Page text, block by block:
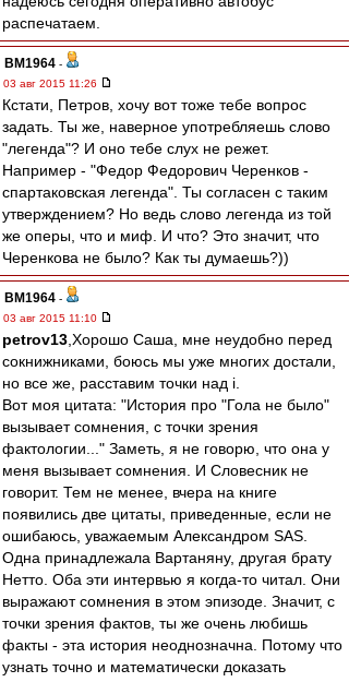
распечатаем.
BM1964 -
03 авг 2015 11:26
Кстати, Петров, хочу вот тоже тебе вопрос
задать. Ты же, наверное употребляешь слово
"легенда"? И оно тебе слух не режет.
Например - "Федор Федорович Черенков -
спартаковская легенда". Ты согласен с таким
утверждением? Но ведь слово легенда из той
же оперы, что и миф. И что? Это значит, что
Черенкова не было? Как ты думаешь?))
BM1964 -
03 авг 2015 11:10
petrov13 ,Хорошо Саша, мне неудобно перед
сокнижниками, боюсь мы уже многих достали,
но все же, расставим точки над i.
Вот моя цитата: "История про "Гола не было"
вызывает сомнения, с точки зрения
фактологии..." Заметь, я не говорю, что она у
меня вызывает сомнения. И Словесник не
говорит. Тем не менее, вчера на книге
появились две цитаты, приведенные, если не
ошибаюсь, уважаемым Александром SAS.
Одна принадлежала Вартаняну, другая брату
Нетто. Оба эти интервью я когда-то читал. Они
выражают сомнения в этом эпизоде. Значит, с
точки зрения фактов, ты же очень любишь
факты - эта история неоднозначна. Потому что
узнать точно и математически доказать